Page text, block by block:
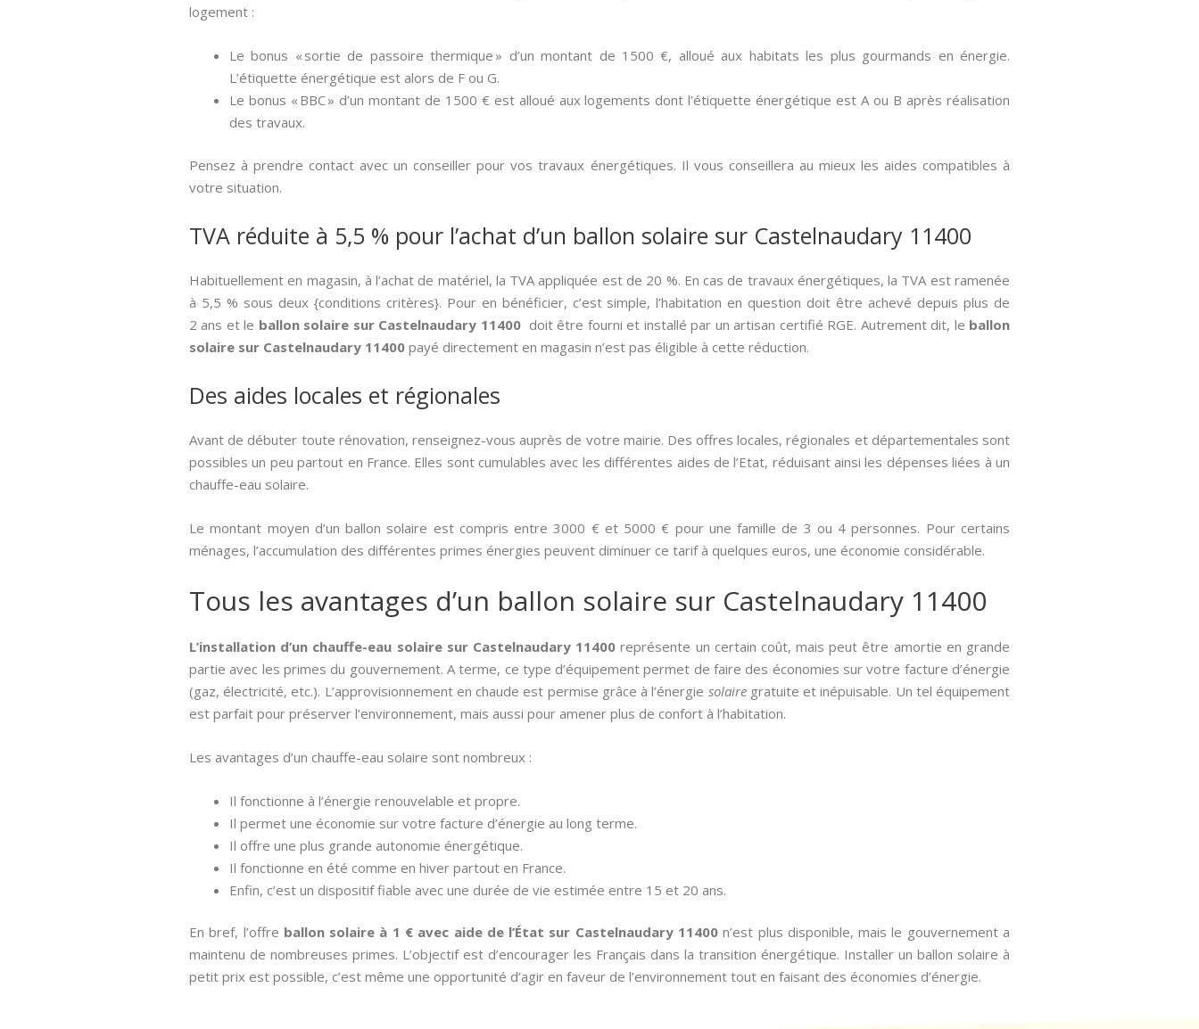
logement :
Le bonus « sortie de passoire thermique » d’un montant de 1500 €, alloué aux habitats les plus gourmands en énergie.
L’étiquette énergétique est alors de F ou G.
Le bonus « BBC » d’un montant de 1500 € est alloué aux logements dont l’étiquette énergétique est A ou B après réalisation
des travaux.
Pensez à prendre contact avec un conseiller pour vos travaux énergétiques. Il vous conseillera au mieux les aides compatibles à
votre situation.
TVA réduite à 5,5 % pour l’achat d’un ballon solaire sur Castelnaudary 11400
Habituellement en magasin, à l’achat de matériel, la TVA appliquée est de 20 %. En cas de travaux énergétiques, la TVA est ramenée
à 5,5 % sous deux {conditions critères}. Pour en bénéficier, c’est simple, l’habitation en question doit être achevé depuis plus de
2 ans et le ballon solaire sur Castelnaudary 11400doit être fourni et installé par un artisan certifié RGE. Autrement dit, le ballon
solaire sur Castelnaudary 11400 payé directement en magasin n’est pas éligible à cette réduction.
Des aides locales et régionales
Avant de débuter toute rénovation, renseignez-vous auprès de votre mairie. Des offres locales, régionales et départementales sont
possibles un peu partout en France. Elles sont cumulables avec les différentes aides de l’Etat, réduisant ainsi les dépenses liées à un
chauffe-eau solaire.
Le montant moyen d’un ballon solaire est compris entre 3000 € et 5000 € pour une famille de 3 ou 4 personnes. Pour certains
ménages, l’accumulation des différentes primes énergies peuvent diminuer ce tarif à quelques euros, une économie considérable.
Tous les avantages d’un ballon solaire sur Castelnaudary 11400
L’installation d’un chauffe-eau solaire sur Castelnaudary 11400 représente un certain coût, mais peut être amortie en grande
partie avec les primes du gouvernement. A terme, ce type d’équipement permet de faire des économies sur votre facture d’énergie
(gaz, électricité, etc.). L’approvisionnement en chaude est permise grâce à l’énergie solairegratuite et inépuisable. Un tel équipement
est parfait pour préserver l’environnement, mais aussi pour amener plus de confort à l’habitation.
Les avantages d’un chauffe-eau solaire sont nombreux :
Il fonctionne à l’énergie renouvelable et propre.
Il permet une économie sur votre facture d’énergie au long terme.
Il offre une plus grande autonomie énergétique.
Il fonctionne en été comme en hiver partout en France.
Enfin, c’est un dispositif fiable avec une durée de vie estimée entre 15 et 20 ans.
En bref, l’offre ballon solaire à 1 € avec aide de l’État sur Castelnaudary 11400 n’est plus disponible, mais le gouvernement a
maintenu de nombreuses primes. L’objectif est d’encourager les Français dans la transition énergétique. Installer un ballon solaire à
petit prix est possible, c’est même une opportunité d’agir en faveur de l’environnement tout en faisant des économies d’énergie.